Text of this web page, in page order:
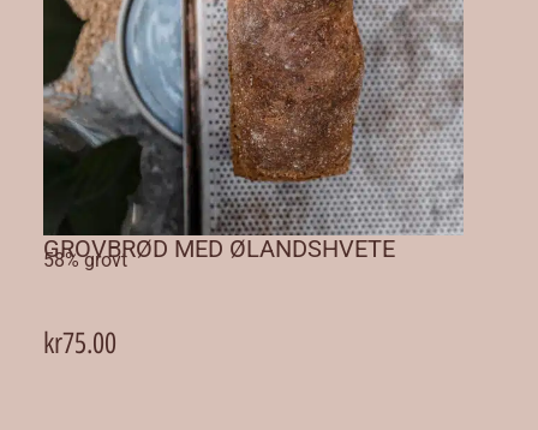
GROVBRØD MED ØLANDSHVETE
58% grovt
kr75.00